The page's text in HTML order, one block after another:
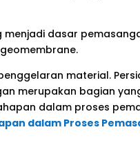
dasar
material.
merupakan bagian
dalam proses
dalam Proses